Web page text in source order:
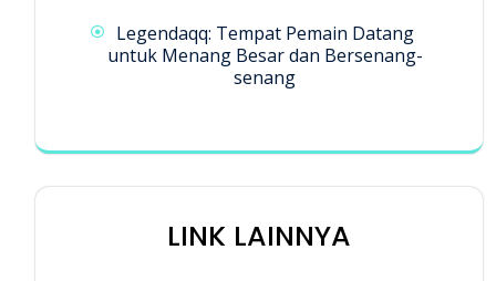
Legendaqq: Tempat Pemain Datang
untuk Menang Besar dan Bersenang-
senang
LINK LAINNYA